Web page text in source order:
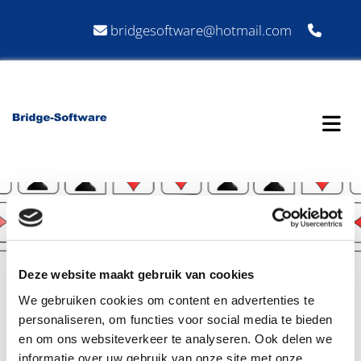
Deze website maakt gebruik van cookies
We gebruiken cookies om content en advertenties te
personaliseren, om functies voor social media te bieden
en om ons websiteverkeer te analyseren. Ook delen we
informatie over uw gebruik van onze site met onze
 bridgesoftware@hotmail.com 
Our Privacy Policy